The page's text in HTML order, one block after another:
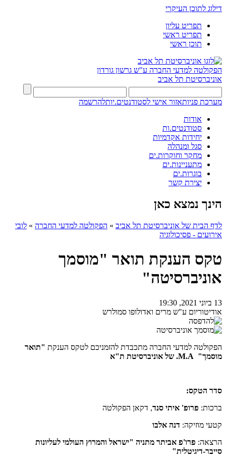
דילוג לתוכן העיקרי
תפריט עליון
תפריט ראשי
תוכן ראשי
הפקולטה למדעי החברה ע"ש גרשון גורדון
אוניברסיטת תל אביב
מערכת פניותאזור אישי לסטודנטים.יותלהרשמה
אודות
סטודנטים.ות
יחידות אקדמיות
סגל ומנהלה
מחקר וחוקרות.ים
מתעניינות.ים
בוגרות.ים
יצירת קשר
הינך נמצא כאן
לדף הבית של אוניברסיטת תל אביב » הפקולטה למדעי החברה » לובי
אירועים - פסיכולוגיה
טקס הענקת תואר "מוסמך
אוניברסיטה"
13 ביוני 2021, 19:30
אודיטוריום ע"ש מרים ואדולופו סמולרש
הפקולטה למדעי החברה מתכבדת להזמניכם לטקס הענקת "תואר
מוסמך" M.A. של אוניברסיטת ת"א
סדר הטקס:
ברכות: פרופ' איתי סנד, דקאן הפקולטה
קטעי מוזיקה: דנה אלבו
הרצאה: פרו'פ אביתר מתניה "ישראל והמרוץ העולמי לעליונות
סייבר-דיגיטלית"